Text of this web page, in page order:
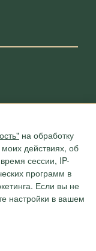
на обработку
действиях, об
сессии, IP-
программ в
Если вы не
настройки в вашем
(862) 296-06-07